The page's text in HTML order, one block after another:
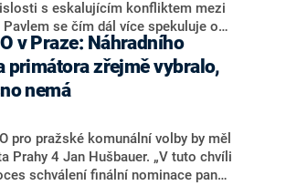
koalice Spolu či promluvila o
Martina Kuby.
s eskalujícím konfliktem mezi
se čím dál více spekuluje o
bitvy o Hrad mohla vyslat současná
komentátoři znovu vytahují
Babiše (ANO). Jak moc je
se v prezidentských volbách 2028
souboj z roku 2023?
v Praze: Náhradního
primátora zřejmě vybralo,
nemá
pro pražské komunální volby by měl
Prahy 4 Jan Hušbauer. „V tuto chvíli
schválení finální nominace pana